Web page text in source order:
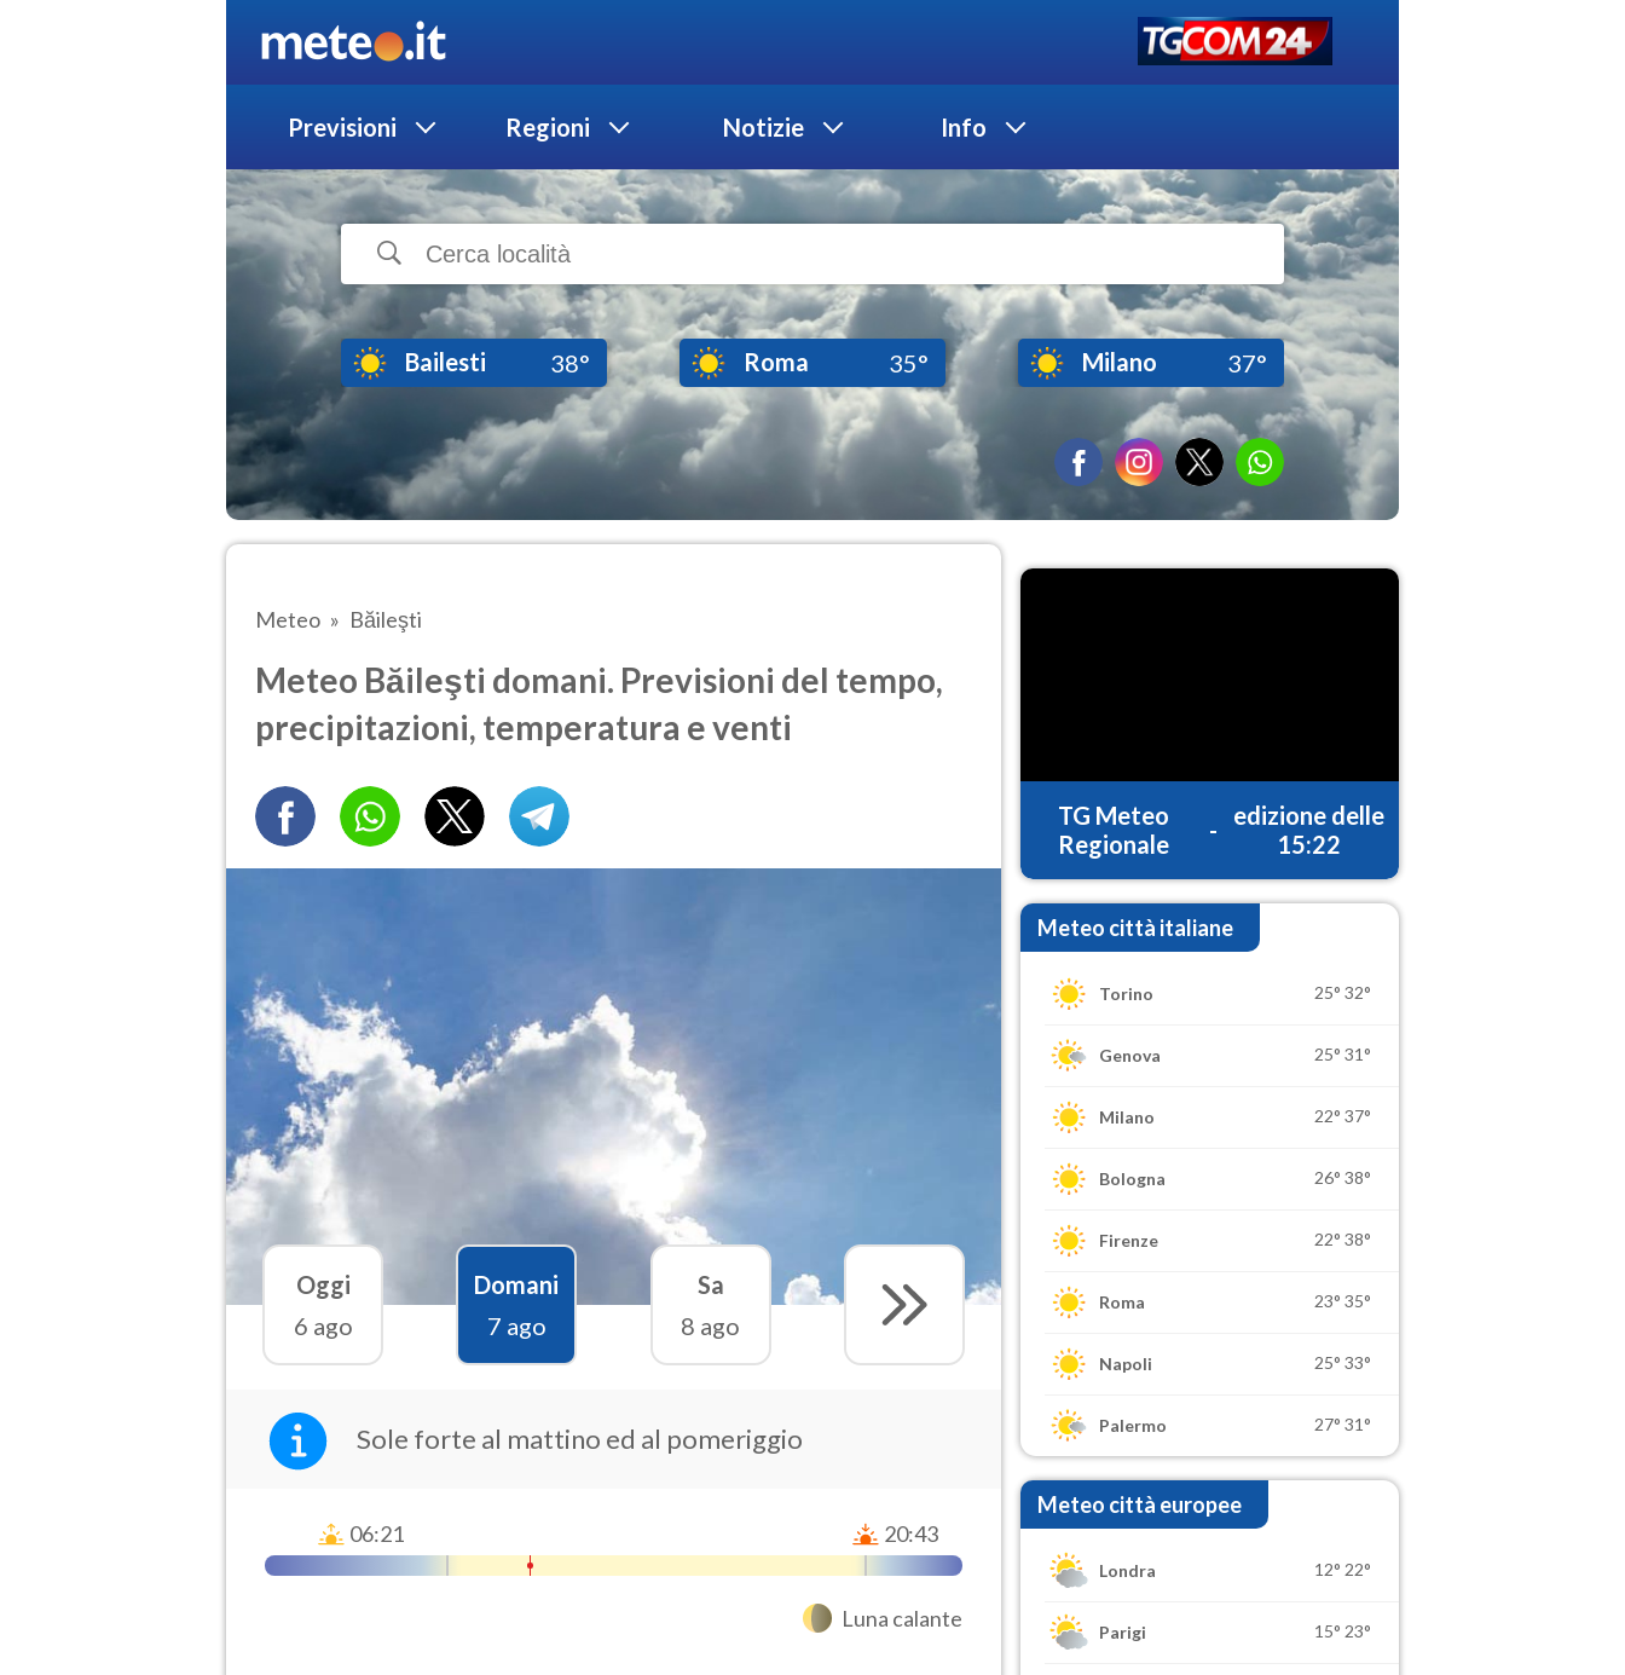
Previsioni Regioni Notizie Info
Bailesti 38° Roma 35° Milano 37°
Meteo Băileşti
Meteo Băileşti domani. Previsioni del tempo,
precipitazioni, temperatura e venti
Oggi
6 ago
Domani
7 ago
Sa
8 ago
Sole forte al mattino ed al pomeriggio
06:21 20:43
Luna calante
TG Meteo
Regionale
-
edizione delle
15:22
Meteo città italiane
Torino 25° 32°
Genova 25° 31°
Milano 22° 37°
Bologna 26° 38°
Firenze 22° 38°
Roma 23° 35°
Napoli 25° 33°
Palermo 27° 31°
Meteo città europee
Londra 12° 22°
Parigi 15° 23°